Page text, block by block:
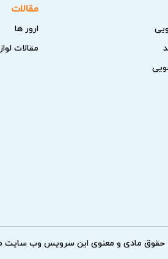
در پردیس
عملکرد یخچال پس از تعمیر و
یخچال را بازدید و تست می‌کنند.
برند سامسونگ انجام می‌شود
بررسی کرده و در صورت خرابی یا
بالا توسط تکنسین‌های آریابهکار
مقالات
ارور ها
مقالات
حقوق مادی و معنوی این سرویس وب سایت